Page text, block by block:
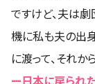
ですけど、夫は
機に私も夫の出
に渡って、それ
ー日本に戻られ